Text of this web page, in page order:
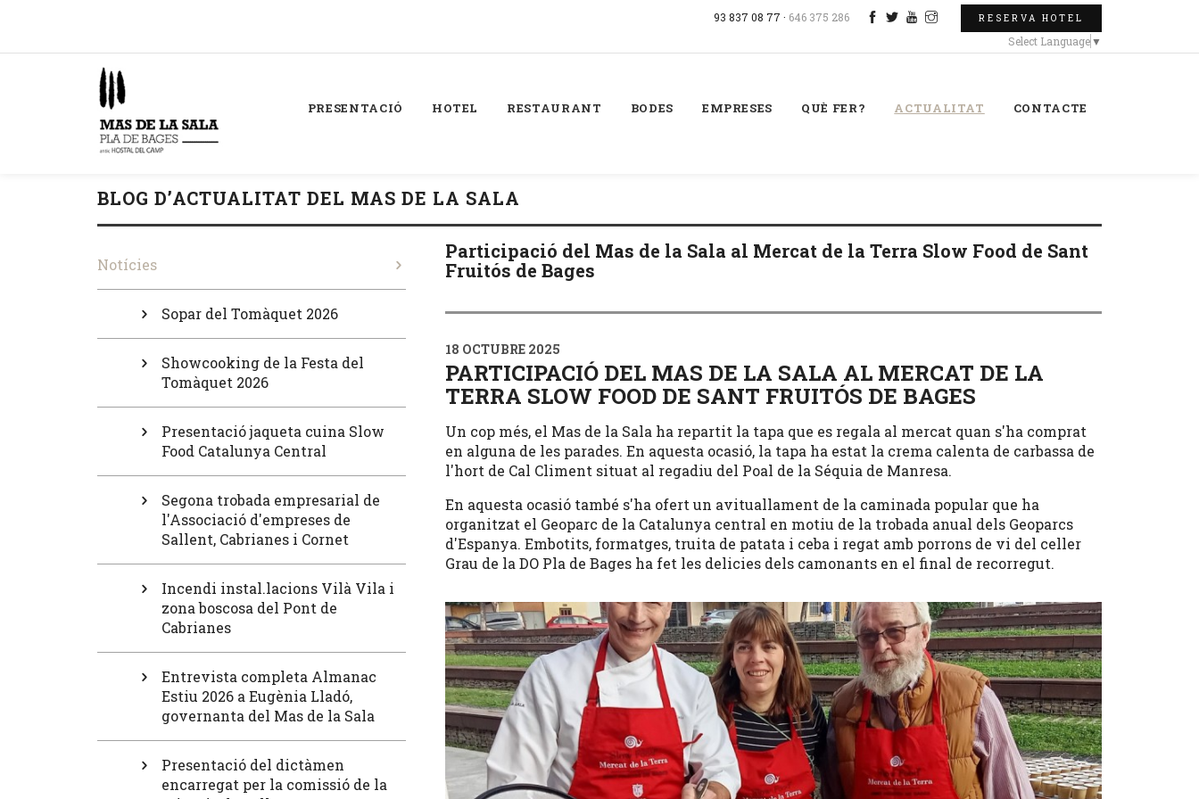
93 837 08 77 · 646 375 286 RESERVA HOTEL
Select Language▼
PRESENTACIÓ HOTEL RESTAURANT BODES EMPRESES QUÈ FER? ACTUALITAT CONTACTE
BLOG D’ACTUALITAT DEL MAS DE LA SALA
Notícies
Sopar del Tomàquet 2026
Showcooking de la Festa del
Tomàquet 2026
Presentació jaqueta cuina Slow
Food Catalunya Central
Segona trobada empresarial de
l'Associació d'empreses de
Sallent, Cabrianes i Cornet
Incendi instal.lacions Vilà Vila i
zona boscosa del Pont de
Cabrianes
Entrevista completa Almanac
Estiu 2026 a Eugènia Lladó,
governanta del Mas de la Sala
Presentació del dictàmen
encarregat per la comissió de la
Participació del Mas de la Sala al Mercat de la Terra Slow Food de Sant
Fruitós de Bages
18 OCTUBRE 2025
PARTICIPACIÓ DEL MAS DE LA SALA AL MERCAT DE LA
TERRA SLOW FOOD DE SANT FRUITÓS DE BAGES
Un cop més, el Mas de la Sala ha repartit la tapa que es regala al mercat quan s'ha comprat
en alguna de les parades. En aquesta ocasió, la tapa ha estat la crema calenta de carbassa de
l'hort de Cal Climent situat al regadiu del Poal de la Séquia de Manresa.
En aquesta ocasió també s'ha ofert un avituallament de la caminada popular que ha
organitzat el Geoparc de la Catalunya central en motiu de la trobada anual dels Geoparcs
d'Espanya. Embotits, formatges, truita de patata i ceba i regat amb porrons de vi del celler
Grau de la DO Pla de Bages ha fet les delicies dels camonants en el final de recorregut.